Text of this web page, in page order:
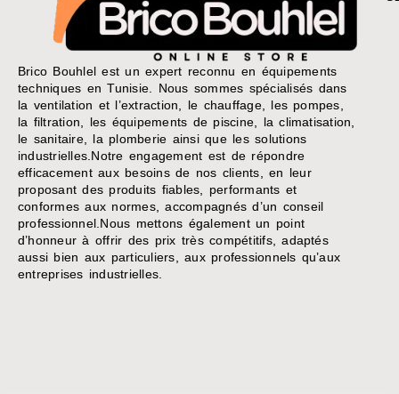
Brico Bouhlel est un expert reconnu en équipements
techniques en Tunisie. Nous sommes spécialisés dans
la ventilation et l’extraction, le chauffage, les pompes,
la filtration, les équipements de piscine, la climatisation,
le sanitaire, la plomberie ainsi que les solutions
industrielles.Notre engagement est de répondre
efficacement aux besoins de nos clients, en leur
proposant des produits fiables, performants et
conformes aux normes, accompagnés d’un conseil
professionnel.Nous mettons également un point
d’honneur à offrir des prix très compétitifs, adaptés
aussi bien aux particuliers, aux professionnels qu’aux
entreprises industrielles.